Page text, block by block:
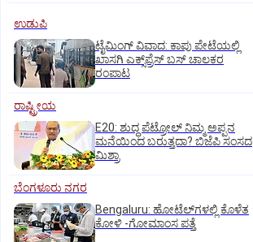
ಉಡುಪಿ
ಟೈಮಿಂಗ್‌ ವಿವಾದ: ಕಾಪು ಪೇಟೆಯಲ್ಲಿ
ಖಾಸಗಿ ಎಕ್ಸ್‌ಪ್ರೆಸ್ ಬಸ್‌ ಚಾಲಕರ
ರಂಪಾಟ
ರಾಷ್ಟ್ರೀಯ
E20: ಶುದ್ಧ ಪೆಟ್ರೋಲ್ ನಿಮ್ಮ ಅಪ್ಪನ
ಮನೆಯಿಂದ ಬರುತ್ತದಾ? ಬಿಜೆಪಿ ಸಂಸದ
ಮಿಶ್ರಾ
ಬೆಂಗಳೂರು ನಗರ
Bengaluru: ಹೋಟೆಲ್‌ಗ‌ಳಲ್ಲಿ ಕೊಳೆತ
ಕೋಳಿ -ಗೋಮಾಂಸ ಪತ್ತೆ